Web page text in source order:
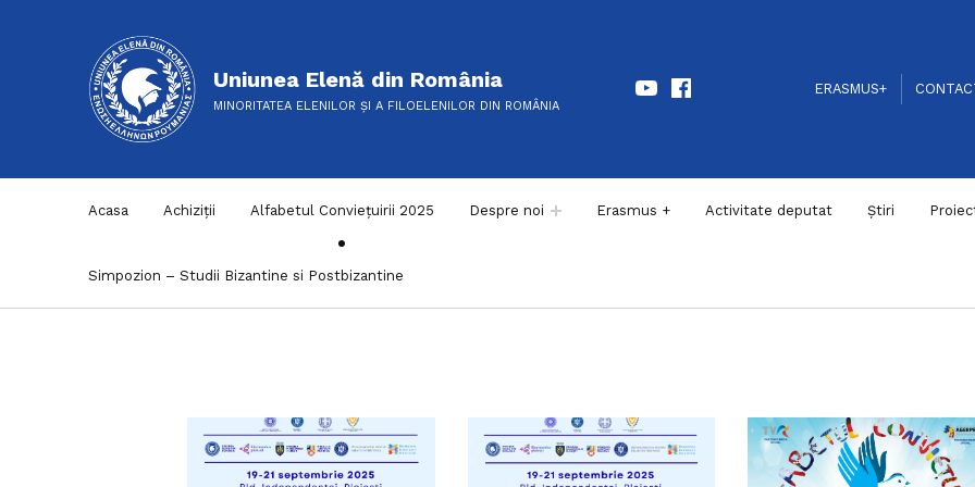
Uniunea Elenă din România
MINORITATEA ELENILOR ȘI A FILOELENILOR DIN ROMÂNIA
SOCIAL LINKS
YoutubeFacebook
ERASMUS+
Acasa Achiziții Alfabetul Conviețuirii 2025 Despre noi Erasmus + Activitate deputat Știri
Simpozion – Studii Bizantine si Postbizantine